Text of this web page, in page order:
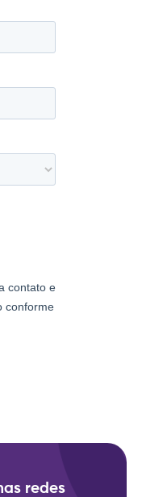
redes